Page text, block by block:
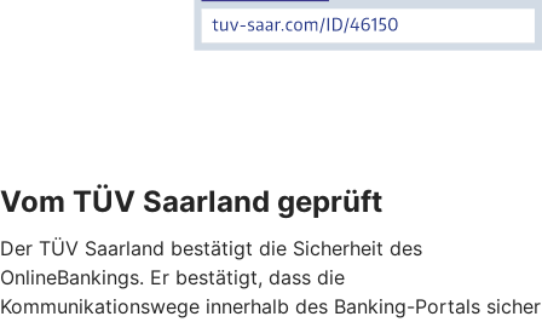
Vom TÜV Saarland geprüft
Der TÜV Saarland bestätigt die Sicherheit des
OnlineBankings. Er bestätigt, dass die
Kommunikationswege innerhalb des Banking-Portals sicher